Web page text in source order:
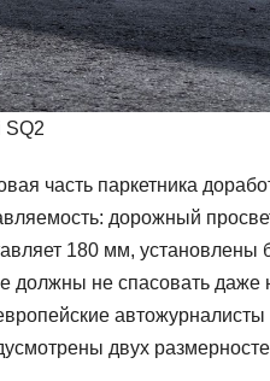
SQ2
часть паркетника
дорожный
180 мм,
должны не спасовать даже
двух